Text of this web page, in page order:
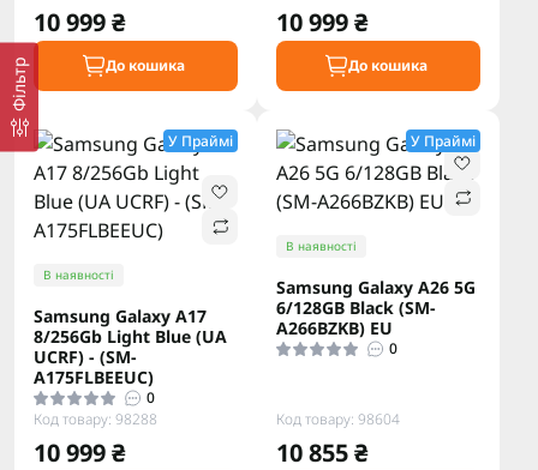
Фільтр
10 999 ₴
До кошика
10 999 ₴
До кошика
У Праймі
В наявності
Samsung Galaxy A17
8/256Gb Light Blue (UA
UCRF) - (SM-
A175FLBEEUC)
0
Код товару: 98288
10 999 ₴
У Праймі
В наявності
Samsung Galaxy A26 5G
6/128GB Black (SM-
A266BZKB) EU
0
Код товару: 98604
10 855 ₴